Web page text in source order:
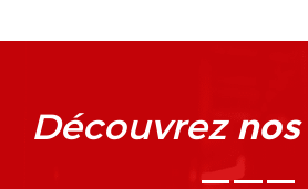
Découvrez